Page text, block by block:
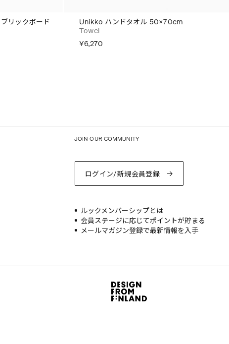
リックボード
Unikko ハンドタオル 50×70cm
Towel
¥6,270
JOIN OUR COMMUNITY
ログイン/新規会員登録
ルックメンバーシップとは
会員ステージに応じてポイントが貯まる
メールマガジン登録で最新情報を入手